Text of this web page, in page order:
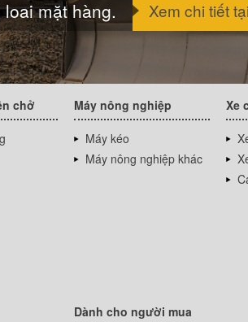
mặt hàng. Xem chi tiết
chở Máy nông nghiệp
Máy kéo
Máy nông nghiệp khác
Xe
Dành cho người mua